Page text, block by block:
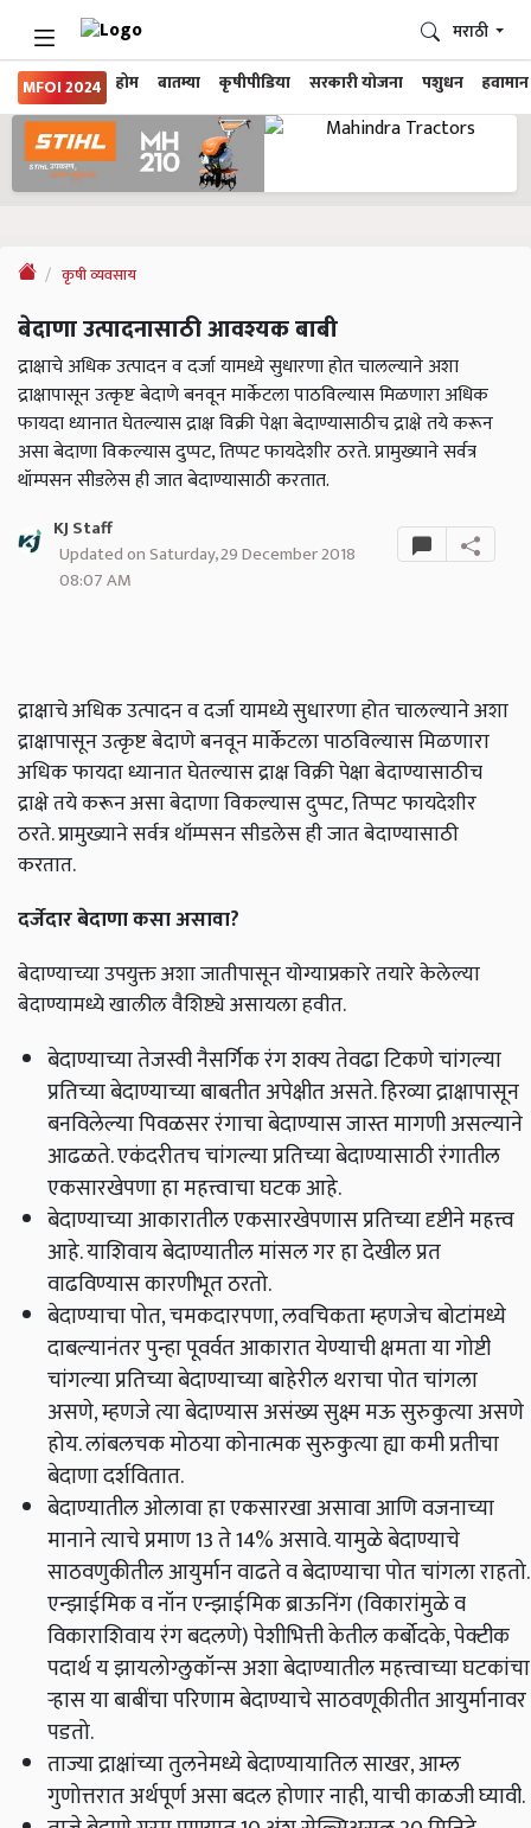
MFOI 2024 होम बातम्या कृषीपीडिया सरकारी योजना पशुधन हवामान
मराठी
कृषी व्यवसाय
बेदाणा उत्पादनासाठी आवश्यक बाबी
द्राक्षाचे अधिक उत्पादन व दर्जा यामध्ये सुधारणा होत चालल्याने अशा
द्राक्षापासून उत्कृष्ट बेदाणे बनवून मार्केटला पाठविल्यास मिळणारा अधिक
फायदा ध्यानात घेतल्यास द्राक्ष विक्री पेक्षा बेदाण्यासाठीच द्राक्षे तये करून
असा बेदाणा विकल्यास दुप्पट, तिप्पट फायदेशीर ठरते. प्रामुख्याने सर्वत्र
थॉम्पसन सीडलेस ही जात बेदाण्यासाठी करतात.
KJ Staff
Updated on Saturday, 29 December 2018
08:07 AM
द्राक्षाचे अधिक उत्पादन व दर्जा यामध्ये सुधारणा होत चालल्याने अशा
द्राक्षापासून उत्कृष्ट बेदाणे बनवून मार्केटला पाठविल्यास मिळणारा
अधिक फायदा ध्यानात घेतल्यास द्राक्ष विक्री पेक्षा बेदाण्यासाठीच
द्राक्षे तये करून असा बेदाणा विकल्यास दुप्पट, तिप्पट फायदेशीर
ठरते. प्रामुख्याने सर्वत्र थॉम्पसन सीडलेस ही जात बेदाण्यासाठी
करतात.
दर्जेदार बेदाणा कसा असावा?
बेदाण्याच्या उपयुक्त अशा जातीपासून योग्याप्रकारे तयारे केलेल्या
बेदाण्यामध्ये खालील वैशिष्ट्ये असायला हवीत.
बेदाण्याच्या तेजस्वी नैसर्गिक रंग शक्य तेवढा टिकणे चांगल्या
प्रतिच्या बेदाण्याच्या बाबतीत अपेक्षीत असते. हिरव्या द्राक्षापासून
बनविलेल्या पिवळसर रंगाचा बेदाण्यास जास्त मागणी असल्याने
आढळते. एकंदरीतच चांगल्या प्रतिच्या बेदाण्यासाठी रंगातील
एकसारखेपणा हा महत्त्वाचा घटक आहे.
बेदाण्याच्या आकारातील एकसारखेपणास प्रतिच्या दृष्टीने महत्त्व
आहे. याशिवाय बेदाण्यातील मांसल गर हा देखील प्रत
वाढविण्यास कारणीभूत ठरतो.
बेदाण्याचा पोत, चमकदारपणा, लवचिकता म्हणजेच बोटांमध्ये
दाबल्यानंतर पुन्हा पूवर्वत आकारात येण्याची क्षमता या गोष्टी
चांगल्या प्रतिच्या बेदाण्याच्या बाहेरील थराचा पोत चांगला
असणे, म्हणजे त्या बेदाण्यास असंख्य सुक्ष्म मऊ सुरुकुत्या असणे
होय. लांबलचक मोठया कोनात्मक सुरुकुत्या ह्या कमी प्रतीचा
बेदाणा दर्शवितात.
बेदाण्यातील ओलावा हा एकसारखा असावा आणि वजनाच्या
मानाने त्याचे प्रमाण 13 ते 14% असावे. यामुळे बेदाण्याचे
साठवणुकीतील आयुर्मान वाढते व बेदाण्याचा पोत चांगला राहतो.
एन्झाईमिक व नॉन एन्झाईमिक ब्राऊनिंग (विकारांमुळे व
विकाराशिवाय रंग बदलणे) पेशीभित्ती केतील कर्बोदके, पेक्टीक
पदार्थ य झायलोग्लुकॉन्स अशा बेदाण्यातील महत्त्वाच्या घटकांचा
ऱ्हास या बाबींचा परिणाम बेदाण्याचे साठवणूकीतीत आयुर्मानावर
पडतो.
ताज्या द्राक्षांच्या तुलनेमध्ये बेदाण्यायातिल साखर, आम्ल
गुणोत्तरात अर्थपूर्ण असा बदल होणार नाही, याची काळजी घ्यावी.